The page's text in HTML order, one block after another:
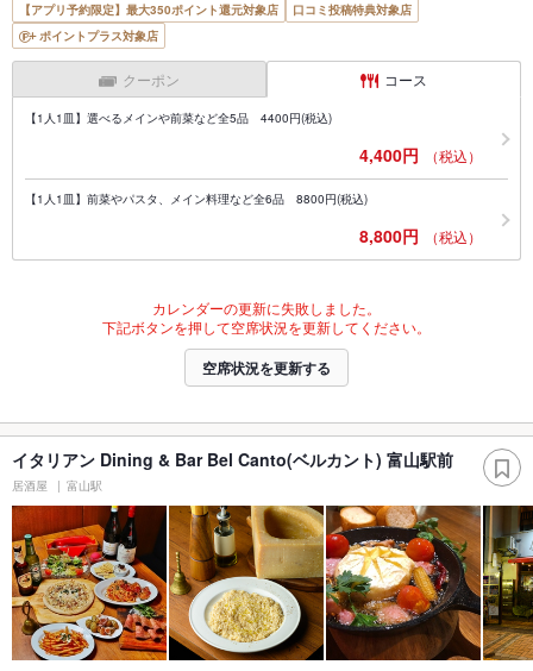
【アプリ予約限定】最大350ポイント還元対象店
口コミ投稿特典対象店
ポイントプラス対象店
クーポン コース
【1人1皿】選べるメインや前菜など全5品 4400円(税込)
4,400円 （税込）
【1人1皿】前菜やパスタ、メイン料理など全6品 8800円(税込)
8,800円 （税込）
カレンダーの更新に失敗しました。
下記ボタンを押して空席状況を更新してください。
空席状況を更新する
イタリアン Dining & Bar Bel Canto(ベルカント) 富山駅前
居酒屋 富山駅